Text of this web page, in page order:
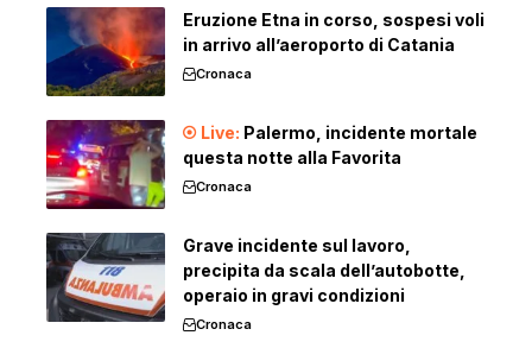
Eruzione Etna in corso, sospesi voli
in arrivo all’aeroporto di Catania
Cronaca
Palermo, incidente mortale
questa notte alla Favorita
Cronaca
Grave incidente sul lavoro,
precipita da scala dell’autobotte,
operaio in gravi condizioni
Cronaca